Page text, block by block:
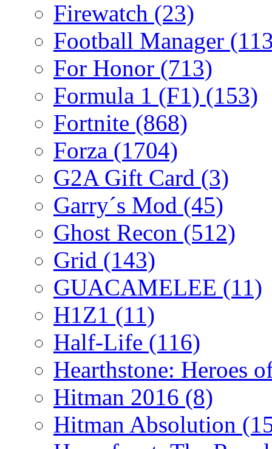
Firewatch (23)
Football Manager
For Honor (713)
Formula 1 (F1) (153)
Fortnite (868)
Forza (1704)
G2A Gift Card (3)
Garry´s Mod (45)
Ghost Recon (512)
Grid (143)
GUACAMELEE (11)
H1Z1 (11)
Half-Life (116)
Hearthstone: Heroes
Hitman 2016 (8)
Hitman Absolution